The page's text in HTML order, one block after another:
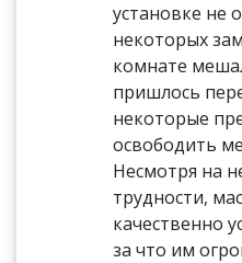
установке не
некоторых
комнате
пришлось
некоторые
освободить
Несмотря на
трудности,
качественно
за что им